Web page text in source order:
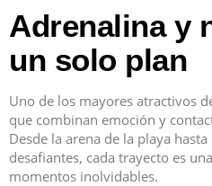
Adrenalina y
un solo plan
Uno de los mayores atractivos
que combinan emoción y
Desde la arena de la playa
desafiantes, cada trayecto es
momentos inolvidables.